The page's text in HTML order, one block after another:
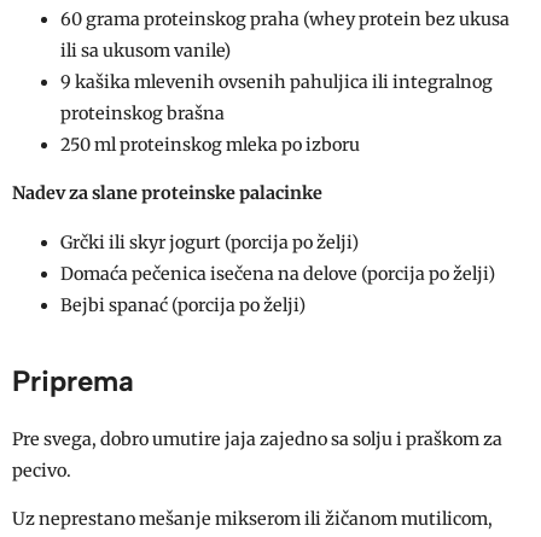
60 grama proteinskog praha (whey protein bez ukusa
ili sa ukusom vanile)
9 kašika mlevenih ovsenih pahuljica ili integralnog
proteinskog brašna
250 ml proteinskog mleka po izboru
Nadev za slane proteinske palacinke
Grčki ili skyr jogurt (porcija po želji)
Domaća pečenica isečena na delove (porcija po želji)
Bejbi spanać (porcija po želji)
Priprema
Pre svega, dobro umutire jaja zajedno sa solju i praškom za
pecivo.
Uz neprestano mešanje mikserom ili žičanom mutilicom,